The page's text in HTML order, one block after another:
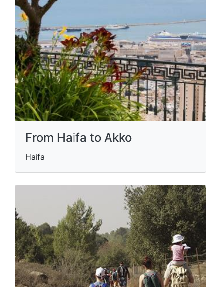
From Haifa to Akko
Haifa